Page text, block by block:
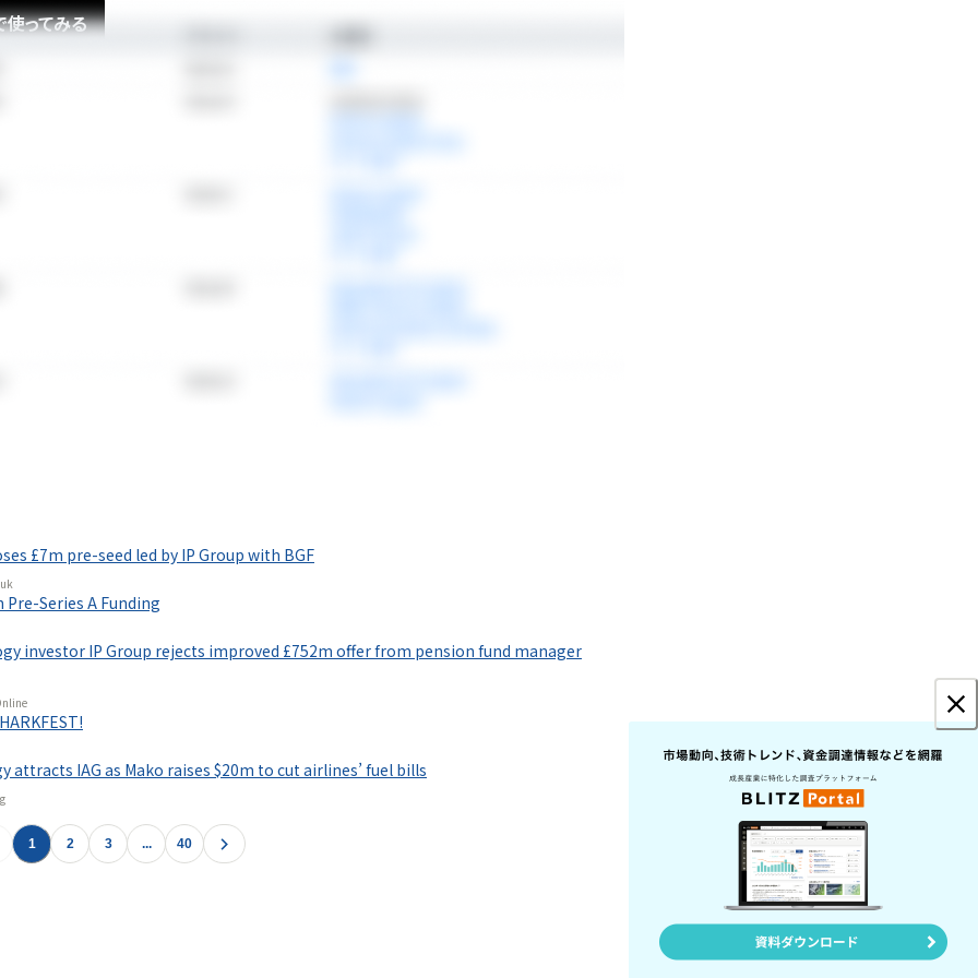
ってみる
ってみる
£7m pre-seed led by IP Group with BGF
Pre-Series A Funding
investor IP Group rejects improved £752m offer from pension fund manager
attracts IAG as Mako raises $20m to cut airlines’ fuel bills
1 2 3 ... 40